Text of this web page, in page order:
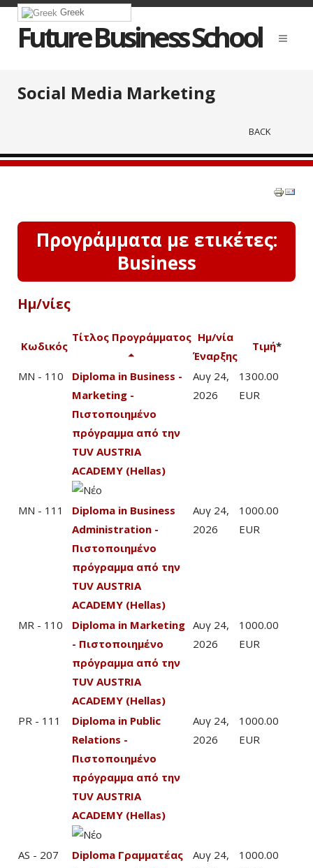
Greek
Future Business School
Social Media Marketing
BACK
Προγράμματα με ετικέτες:
Business
Ημ/νίες
Κωδικός
Τίτλος Προγράμματος Ημ/νία
Έναρξης
Τιμή*
MN - 110
Diploma in Business -
Marketing -
Πιστοποιημένο
πρόγραμμα από την
TUV AUSTRIA
ACADEMY (Hellas)
Αυγ 24,
2026
1300.00
EUR
MN - 111
Diploma in Business
Administration -
Πιστοποιημένο
πρόγραμμα από την
TUV AUSTRIA
ACADEMY (Hellas)
Αυγ 24,
2026
1000.00
EUR
MR - 110
Diploma in Marketing
- Πιστοποιημένο
πρόγραμμα από την
TUV AUSTRIA
ACADEMY (Hellas)
Αυγ 24,
2026
1000.00
EUR
PR - 111
Diploma in Public
Relations -
Πιστοποιημένο
πρόγραμμα από την
TUV AUSTRIA
ACADEMY (Hellas)
Αυγ 24,
2026
1000.00
EUR
AS - 207
Diploma Γραμματέας
Αυγ 24,
1000.00